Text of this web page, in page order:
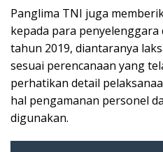
Panglima TNI juga
kepada para
tahun 2019, diantaranya
sesuai perencanaan yang
perhatikan detail
hal pengamanan personel
digunakan.